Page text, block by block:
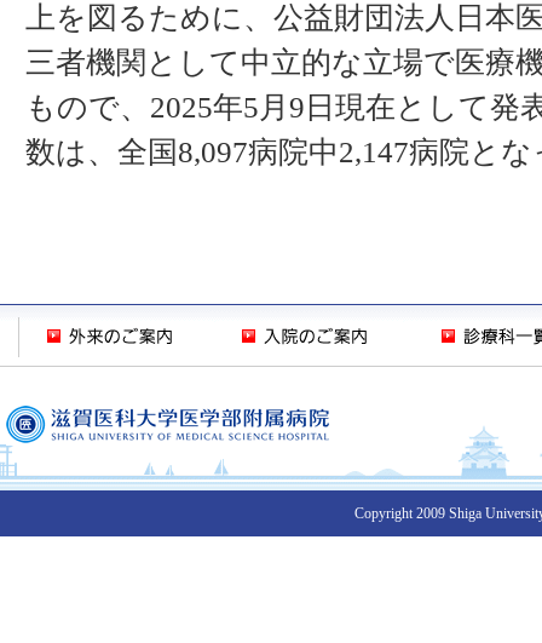
上を図るために、公益財団法人日本
三者機関として中立的な立場で医療
もので、2025年5月9日現在として発
数は、全国8,097病院中2,147病院と
Copyright 2009 Shiga